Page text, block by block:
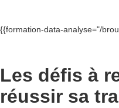
{{formation-data-analyse="/
Les défis à
réussir sa